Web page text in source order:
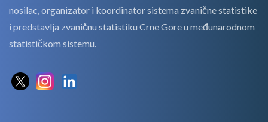
nosilac, organizator i koordinator sistema zvanične statistike
i predstavlja zvaničnu statistiku Crne Gore u međunarodnom
statističkom sistemu.